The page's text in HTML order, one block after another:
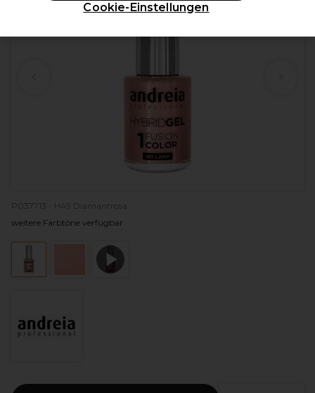
P037713 - H49 Diamantrosa
weitere Farbtöne verfügbar
Cookie-Einstellungen